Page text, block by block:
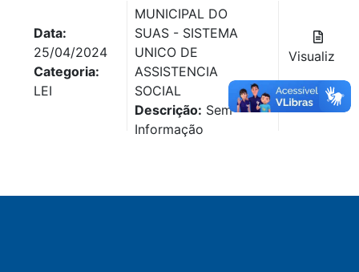
Data:
25/04/2024
Categoria:
LEI
MUNICIPAL DO
SUAS - SISTEMA
UNICO DE
ASSISTENCIA
SOCIAL
Descrição: Sem
Informação
Visualizar
Baixar